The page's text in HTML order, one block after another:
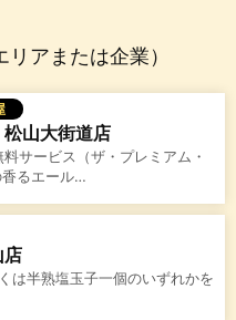
アまたは企業）
松山大街道店
料サービス（ザ・プレミアム・
るエール…
店
は半熟塩玉子一個のいずれかを